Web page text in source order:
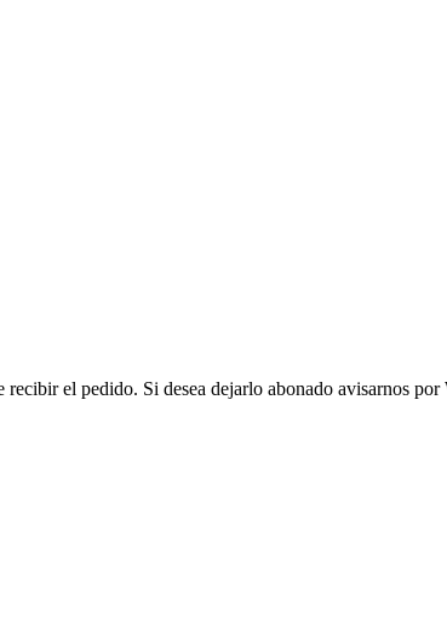
el pedido. Si desea dejarlo abonado avisarnos